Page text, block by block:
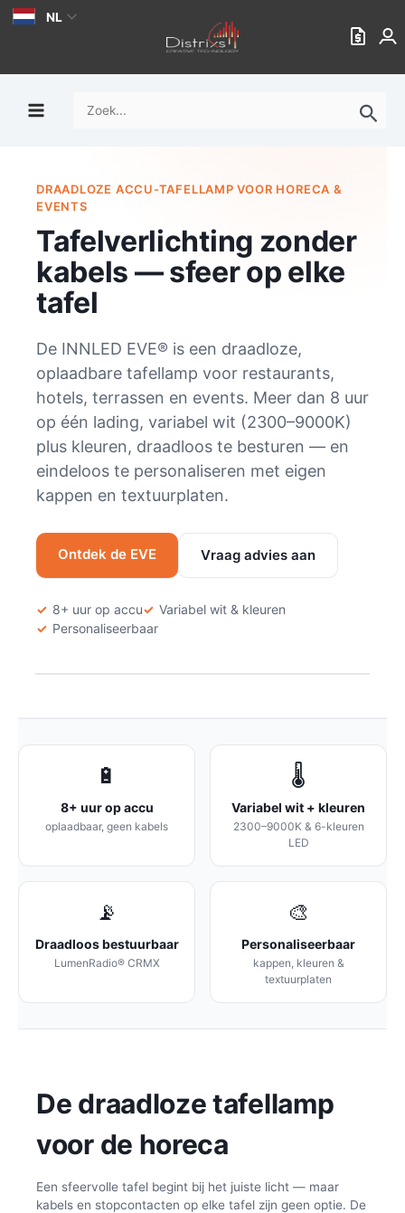
Ga
inhoud
NL
Zoek
DRAADLOZE ACCU-TAFELLAMP VOOR HORECA &
EVENTS
Tafelverlichting zonder
kabels — sfeer op elke
tafel
De INNLED EVE® is een draadloze,
oplaadbare tafellamp voor restaurants,
hotels, terrassen en events. Meer dan 8 uur
op één lading, variabel wit (2300–9000K)
plus kleuren, draadloos te besturen — en
eindeloos te personaliseren met eigen
kappen en textuurplaten.
Ontdek de EVE Vraag advies aan
✓ 8+ uur op accu✓ Variabel wit & kleuren
✓ Personaliseerbaar
🔋
8+ uur op accu
oplaadbaar, geen kabels
🌡️
Variabel wit + kleuren
2300–9000K & 6-kleuren
LED
📡
Draadloos bestuurbaar
LumenRadio® CRMX
🎨
Personaliseerbaar
kappen, kleuren &
textuurplaten
De draadloze tafellamp
voor de horeca
Een sfeervolle tafel begint bij het juiste licht — maar
kabels en stopcontacten op elke tafel zijn geen optie. De